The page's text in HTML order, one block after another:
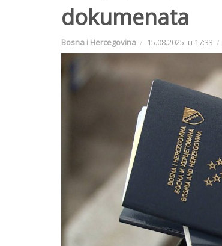
dokumenata
Bosna i Hercegovina 15.08.2025. u 17:33